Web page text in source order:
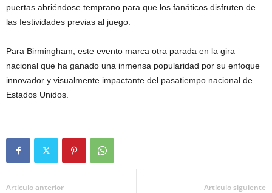
puertas abriéndose temprano para que los fanáticos disfruten de
las festividades previas al juego.
Para Birmingham, este evento marca otra parada en la gira
nacional que ha ganado una inmensa popularidad por su enfoque
innovador y visualmente impactante del pasatiempo nacional de
Estados Unidos.
Artículo anterior Artículo siguiente